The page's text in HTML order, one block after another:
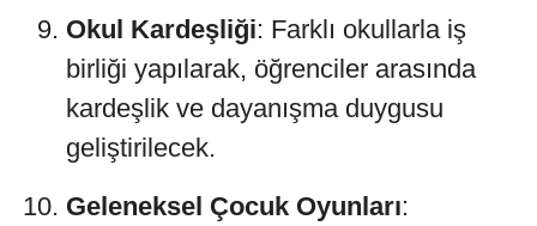
Okul Kardeşliği: Farklı okullarla iş
birliği yapılarak, öğrenciler arasında
kardeşlik ve dayanışma duygusu
geliştirilecek.
Geleneksel Çocuk Oyunları: